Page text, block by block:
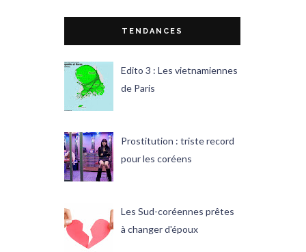
TENDANCES
Edito 3 : Les vietnamiennes
de Paris
Prostitution : triste record
pour les coréens
Les Sud-coréennes prêtes
à changer d'époux